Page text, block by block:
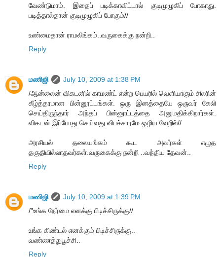
வேண்டுமாம். இதைப் படிக்காவிட்டால் குடிமுழுகிப் போகாது.
படித்தால்தான் குடிமுழுகிப் போகும்//
உண்மைதான் ராமலிங்கம்..வருகைக்கு நன்றி..
Reply
மணிஜி
July 10, 2009 at 1:38 PM
/ஆன்லைன் விகடனில் காமண்ட் என்ற பெயரில் வெளியாகும் சிலரின்
கீழ்த்தரமான பின்னூட்டங்கள். ஒரு இனத்தையே ஒருவர் கேலி
செய்திருந்தார் அந்தப் பின்னூட்டத்தை அனுமதிக்கிறார்கள்.
விகடன் இப்போது செய்வது விபச்சாரமே ஒழிய வேறில்//
அரசியல் தலையங்கம் கூட அவர்கள் எழுத
தகுதியில்லாதவர்கள்.வருகைக்கு நன்றி ..வந்திய தேவன்..
Reply
மணிஜி
July 10, 2009 at 1:39 PM
/"உங்க நேர்மை எனக்கு பிடிச்சிருக்கு//
உங்க கிண்டல் எனக்கும் பிடிச்சிருக்கு..
வண்ணத்துபூச்சி..
Reply